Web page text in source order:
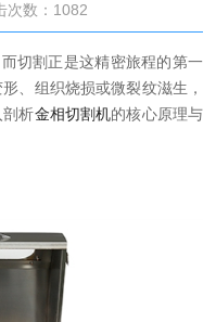
次数： 1082
切割正是这精密旅程的第一
、组织烧损或微裂纹滋生，
析金相切割机的核心原理与